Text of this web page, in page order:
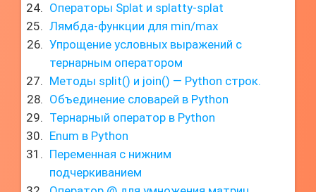
Операторы Splat и splatty-splat
Лямбда-функции для min/max
Упрощение условных выражений с
тернарным оператором
Методы split() и join() — Python строк.
Объединение словарей в Python
Тернарный оператор в Python
Enum в Python
Переменная с нижним
подчеркиванием